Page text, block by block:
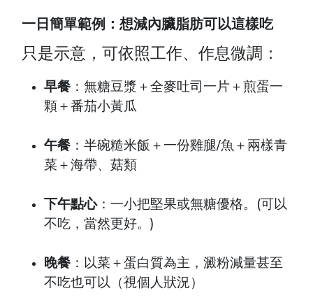
一日簡單範例：想減內臟脂肪可以這樣吃
只是示意，可依照工作、作息微調：
早餐 ：無糖豆漿＋全麥吐司一片＋煎蛋一
顆＋番茄小黃瓜
午餐 ：半碗糙米飯＋一份雞腿/魚＋兩樣青
菜＋海帶、菇類
下午點心：一小把堅果或無糖優格。(可以
不吃，當然更好。)
晚餐 ：以菜＋蛋白質為主，澱粉減量甚至
不吃也可以（視個人狀況）